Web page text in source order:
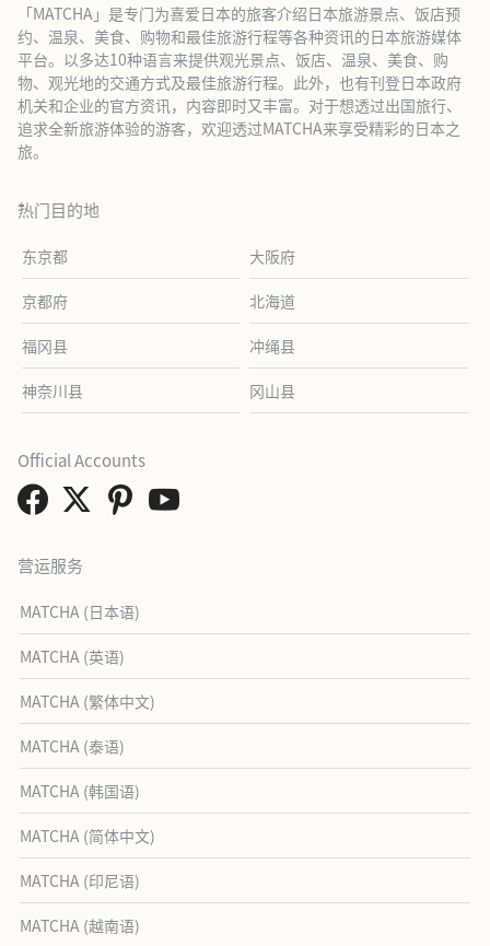
「MATCHA」是专门为喜爱日本的旅客介绍日本旅游景点、饭店预
约、温泉、美食、购物和最佳旅游行程等各种资讯的日本旅游媒体
平台。以多达10种语言来提供观光景点、饭店、温泉、美食、购
物、观光地的交通方式及最佳旅游行程。此外，也有刊登日本政府
机关和企业的官方资讯，内容即时又丰富。对于想透过出国旅行、
追求全新旅游体验的游客，欢迎透过MATCHA来享受精彩的日本之
旅。
热门目的地
东京都 大阪府
京都府 北海道
福冈县 冲绳县
神奈川县 冈山县
营运服务
MATCHA (日本语)
MATCHA (英语)
MATCHA (繁体中文)
MATCHA (泰语)
MATCHA (韩国语)
MATCHA (简体中文)
MATCHA (印尼语)
MATCHA (越南语)
Official Accounts